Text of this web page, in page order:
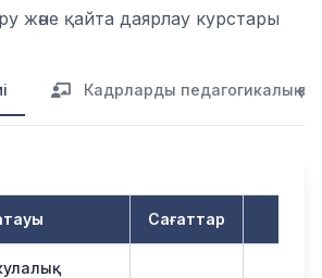
және қайта даярлау курстары
Кадрларды педагогикалық
Сағаттар